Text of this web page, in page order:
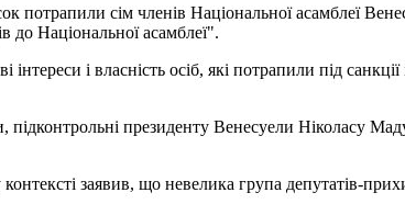
потрапили сім членів Національної асамблеї
до Національної асамблеї".
інтереси і власність осіб, які потрапили під
підконтрольні президенту Венесуели Ніколасу
заявив, що невелика група депутатів-